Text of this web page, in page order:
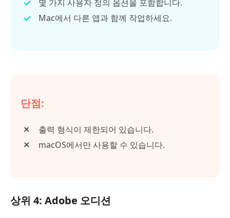
몇 가지 사용자 정의 옵션을 포함합니다.
Mac에서 다른 앱과 함께 작업하세요.
단점:
출력 형식이 제한되어 있습니다.
macOS에서만 사용할 수 있습니다.
상위 4: Adobe 오디션